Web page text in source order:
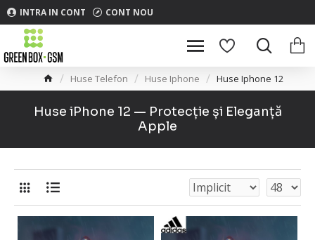
INTRA IN CONT CONT NOU
Huse Telefon Huse Iphone Huse Iphone 12
Huse iPhone 12 — Protecție și Eleganță
Apple